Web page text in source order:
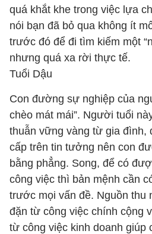
quá khắt khe trong việc lựa
nói bạn đã bỏ qua không ít
trước đó để đi tìm kiếm một
nhưng quá xa rời thực tế.
Tuổi Dậu
Con đường sự nghiệp của
chèo mát mái”. Người tuổi
thuẫn vững vàng từ gia đình,
cấp trên tin tưởng nên con
bằng phẳng. Song, để có
công việc thì bản mệnh cần
trước mọi vấn đề. Nguồn thu
đặn từ công việc chính cộng
từ công việc kinh doanh giúp